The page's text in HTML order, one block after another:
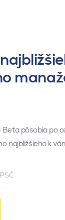
pôsobia po
najbližšieho k